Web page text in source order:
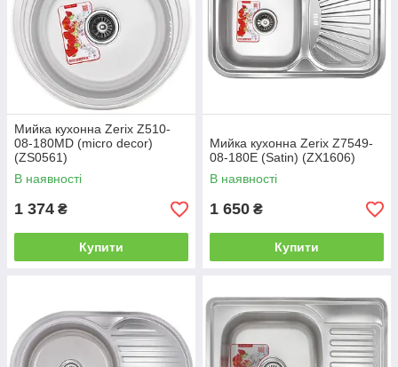
Мийка кухонна Zerix Z510-
08-180MD (micro decor)
(ZS0561)
В наявності
1 374 ₴
Купити
Мийка кухонна Zerix Z7549-
08-180E (Satin) (ZX1606)
В наявності
1 650 ₴
Купити